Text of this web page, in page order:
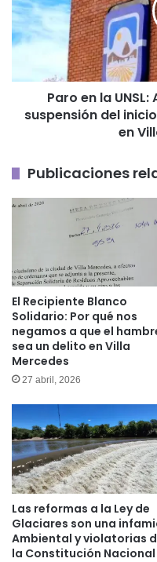
Alertan
sobre
la
suspensión
inicio
en
Paro en la
suspensión del
en
Publicaciones
El Recipiente Blanco
Solidario: Por qué nos
negamos a que el
sea un delito en Villa
Mercedes
27 abril, 2026
Las reformas a la Ley de
Glaciares son una
Ambiental y violatorias
la Constitución Nacional